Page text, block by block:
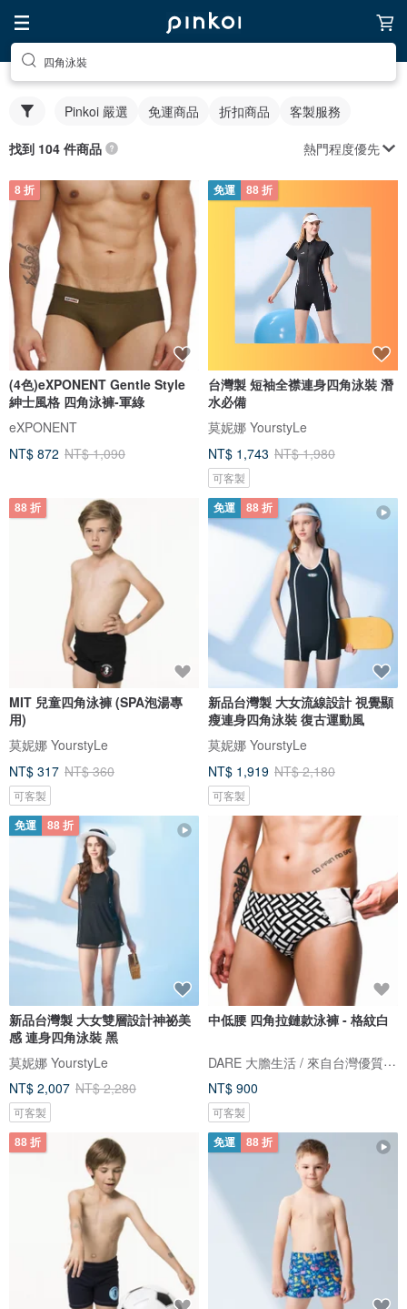
四角泳裝
Pinkoi 嚴選 免運商品 折扣商品 客製服務
找到 104 件商品 熱門程度優先
8 折
(4色)eXPONENT Gentle Style
紳士風格 四角泳褲-軍綠
eXPONENT
NT$ 872 NT$ 1,090
免運 88 折
台灣製 短袖全襟連身四角泳裝 潛
水必備
莫妮娜 YourstyLe
NT$ 1,743 NT$ 1,980
可客製
88 折
MIT 兒童四角泳褲 (SPA泡湯專
用)
莫妮娜 YourstyLe
NT$ 317 NT$ 360
可客製
免運 88 折
新品台灣製 大女流線設計 視覺顯
瘦連身四角泳裝 復古運動風
莫妮娜 YourstyLe
NT$ 1,919 NT$ 2,180
可客製
免運 88 折
新品台灣製 大女雙層設計神祕美
感 連身四角泳裝 黑
莫妮娜 YourstyLe
NT$ 2,007 NT$ 2,280
可客製
中低腰 四角拉鏈款泳褲 - 格紋白
DARE 大膽生活 / 來自台灣優質男性內著
NT$ 900
可客製
88 折 免運 88 折